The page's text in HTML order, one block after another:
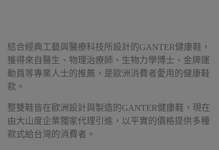
結合經典工藝與醫療科技所設計的GANTER健康鞋，
獲得來自醫生、物理治療師、生物力學博士、金牌運
動員等專業人士的推薦，是歐洲消費者愛用的健康鞋
款。
整雙鞋皆在歐洲設計與製造的GANTER健康鞋，現在
由大山度企業獨家代理引進，以平實的價格提供多種
款式給台灣的消費者。